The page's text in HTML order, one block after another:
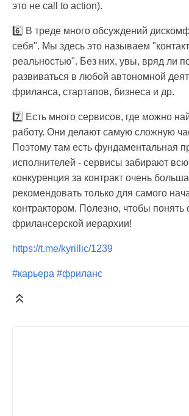
это не call to action).
6️⃣ В треде много обсуждений
себя". Мы здесь это называем
реальностью". Без них, увы, вряд ли
развиваться в любой автономной
фриланса, стартапов, бизнеса и др.
7️⃣ Есть много сервисов, где можно
работу. Они делают самую сложную
Поэтому там есть фундаментальная
исполнителей - сервисы забирают
конкуренция за контракт очень
рекомендовать только для самого
контрактором. Полезно, чтобы понять
фрилансерской иерархии!
https://t.me/kyrillic/1239
#карьера #фриланс